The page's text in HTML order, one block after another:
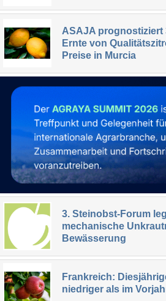
ASAJA prognostiziert
Ernte von
Preise in Murcia
3. Steinobst-Forum
mechanische
Bewässerung
Frankreich:
niedriger als im